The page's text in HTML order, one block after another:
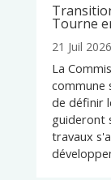
Tourne
21 Juil 2026
La
commune
de définir
guideront
travaux